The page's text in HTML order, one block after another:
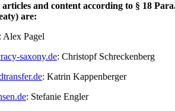
and content according to § 18
are:
: Alex Pagel
saxony.de: Christopf Schreckenberg
: Katrin Kappenberger
: Stefanie Engler